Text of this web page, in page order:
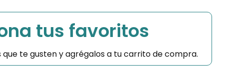
tus favoritos
que te gusten y agrégalos a tu carrito de compra.